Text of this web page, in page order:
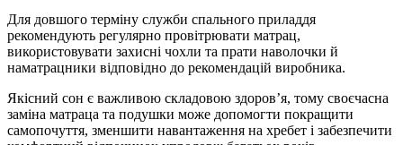
Для довшого терміну служби спального приладдя
рекомендують регулярно провітрювати матрац,
використовувати захисні чохли та прати наволочки й
наматрацники відповідно до рекомендацій виробника.
Якісний сон є важливою складовою здоров’я, тому своєчасна
заміна матраца та подушки може допомогти покращити
самопочуття, зменшити навантаження на хребет і забезпечити